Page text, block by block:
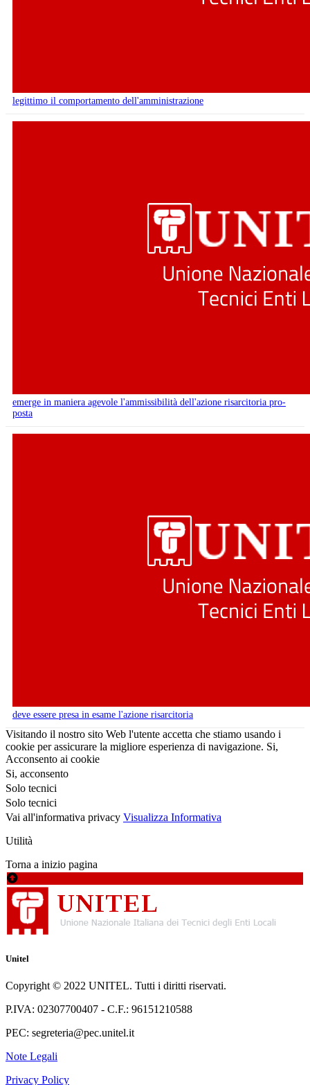
legittimo il comportamento dell'amministrazione
emerge in maniera agevole l'ammissibilità dell'azione risarcitoria pro-
posta
deve essere presa in esame l'azione risarcitoria
Visitando il nostro sito Web l'utente accetta che stiamo usando i
cookie per assicurare la migliore esperienza di navigazione. Si,
Acconsento ai cookie
Si, acconsento
Solo tecnici
Solo tecnici
Vai all'informativa privacy Visualizza Informativa
Utilità
Torna a inizio pagina
Unitel
Copyright © 2022 UNITEL. Tutti i diritti riservati.
P.IVA: 02307700407 - C.F.: 96151210588
PEC: segreteria@pec.unitel.it
Note Legali
Privacy Policy